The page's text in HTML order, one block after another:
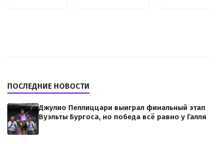
ПОСЛЕДНИЕ НОВОСТИ
Джулио Пеллиццари выиграл финальный этап
Вуэльты Бургоса, но победа всё равно у Галля